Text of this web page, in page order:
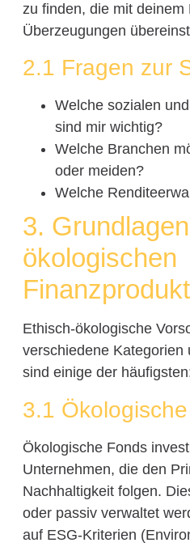
zu finden, die mit deinem
Überzeugungen
2.1 Fragen zur
Welche sozialen
sind mir wichtig?
Welche Branchen
oder meiden?
Welche
3.
ökologischen
Ethisch-ökologische
verschiedene Kategorien
sind einige der
3.1
Ökologische Fonds
Unternehmen, die den
Nachhaltigkeit folgen.
oder passiv verwaltet
auf ESG-Kriterien